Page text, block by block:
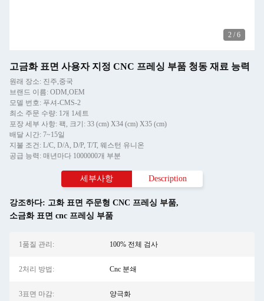
3 / 6
고금화 표면 사용자 지정 CNC 프레싱 부품 청동 재료 능력
원래 장소: 진주,중국
브랜드 이름: ODM,OEM
모델 번호: 푸셔-CMS-2
최소 주문 수량: 1개 1세트
포장 세부 사항: 팩, 크기: 33 (cm) X34 (cm) X35 (cm)
배달 시간: 7~15일
지불 조건: L/C, D/A, D/P, T/T, 웨스턴 유니온
공급 능력: 매년마다 1000000개 부분
세부사항 Description
강조하다: 고화 표면 주문형 CNC 프레싱 부품,
소금화 표면 cnc 프레싱 부품
1품질 관리: 100% 전체 검사
2처리 방법: Cnc 분쇄
3표면 마감: 양극화